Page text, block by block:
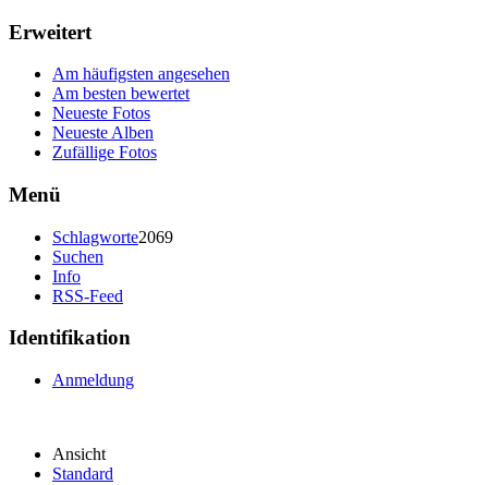
Erweitert
Am häufigsten angesehen
Am besten bewertet
Neueste Fotos
Neueste Alben
Zufällige Fotos
Menü
Schlagworte2069
Suchen
Info
RSS-Feed
Identifikation
Anmeldung
Ansicht
Standard